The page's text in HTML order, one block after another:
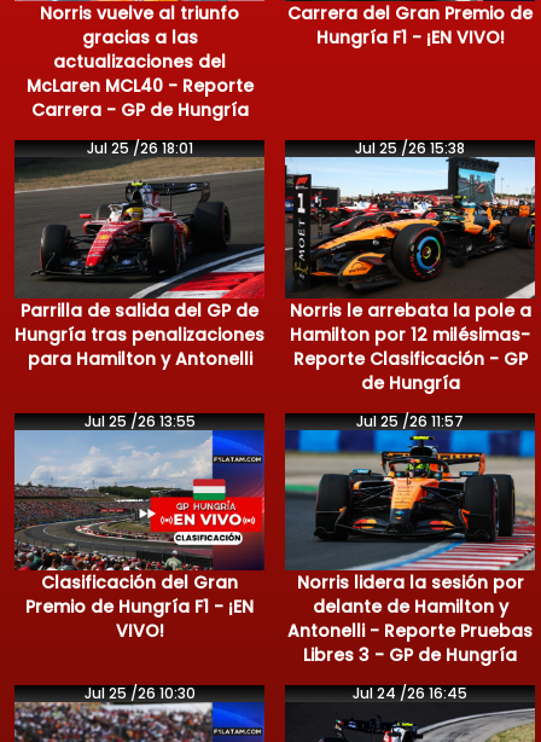
Norris vuelve al triunfo
gracias a las
actualizaciones del
McLaren MCL40 - Reporte
Carrera - GP de Hungría
Carrera del Gran Premio de
Hungría F1 - ¡EN VIVO!
Jul 25 /26 18:01
Parrilla de salida del GP de
Hungría tras penalizaciones
para Hamilton y Antonelli
Jul 25 /26 15:38
Norris le arrebata la pole a
Hamilton por 12 milésimas-
Reporte Clasificación - GP
de Hungría
Jul 25 /26 13:55
Clasificación del Gran
Premio de Hungría F1 - ¡EN
VIVO!
Jul 25 /26 11:57
Norris lidera la sesión por
delante de Hamilton y
Antonelli - Reporte Pruebas
Libres 3 - GP de Hungría
Jul 25 /26 10:30 Jul 24 /26 16:45